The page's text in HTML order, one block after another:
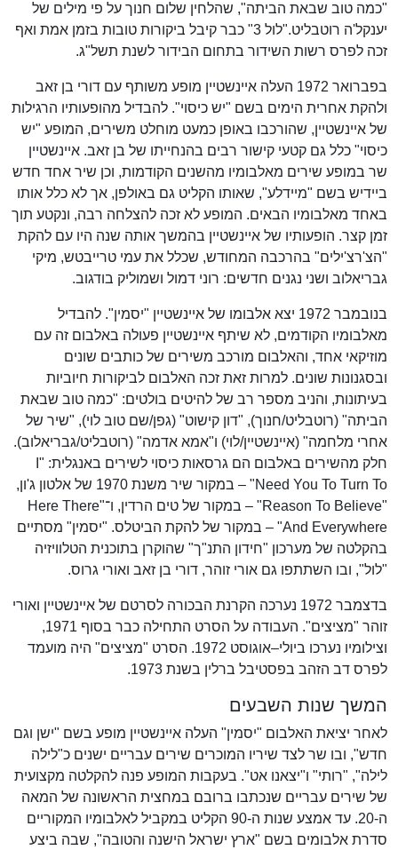
"כמה טוב שבאת הביתה", שהלחין שלום חנוך על פי מילים של
יענקל'ה רוטבליט."לול 3" כבר קיבל ביקורות טובות בזמן אמת ואף
זכה לפרס רשות השידור בתחום הבידור לשנת תשל"ג.
בפברואר 1972 העלה איינשטיין מופע משותף עם דורי בן זאב
ולהקת אחרית הימים בשם "יש כיסוי". להבדיל מהופעותיו הרגילות
של איינשטיין, שהורכבו באופן כמעט מוחלט משירים, המופע "יש
כיסוי" כלל גם קטעי קישור רבים בהנחייתו של בן זאב. איינשטיין
שר במופע שירים מאלבומיו מהשנים הקודמות, וכן שיר אחד חדש
ביידיש בשם "מיידלע", שאותו הקליט גם באולפן, אך לא כלל אותו
באחד מאלבומיו הבאים. המופע לא זכה להצלחה רבה, ונקטע תוך
זמן קצר. הופעותיו של איינשטיין בהמשך אותה שנה היו עם להקת
"הצ'רצ'ילים" בהרכבה המחודש, שכלל את עמי טרייבטש, מיקי
גבריאלוב ושני נגנים חדשים: רוני דמול ושמוליק בודגוב.
בנובמבר 1972 יצא אלבומו של איינשטיין "יסמין". להבדיל
מאלבומיו הקודמים, לא שיתף איינשטיין פעולה באלבום זה עם
מוזיקאי אחד, והאלבום מורכב משירים של כותבים שונים
ובסגנונות שונים. למרות זאת זכה האלבום לביקורות חיוביות
בעיתונות, והניב מספר רב של להיטים בולטים: "כמה טוב שבאת
הביתה" (רוטבליט/חנוך), "דון קישוט" (גפן/שם טוב לוי), "שיר של
אחרי מלחמה" (איינשטיין/לוי) ו"אמא אדמה" (רוטבליט/גבריאלוב).
Need You To Turn To" – במקור שיר משנת 1970 של אלטון ג'ון,
"Reason To Believe" – במקור של טים הרדין, ו־"Here There
And Everywhere" – במקור של להקת הביטלס. "יסמין" מסתיים
בהקלטה של מערכון "חידון התנ"ך" שהוקרן בתוכנית הטלוויזיה
"לול", ובו השתתפו גם אורי זוהר, דורי בן זאב ואורי גרוס.
בדצמבר 1972 נערכה הקרנת הבכורה לסרטם של איינשטיין ואורי
זוהר "מציצים". העבודה על הסרט התחילה כבר בסוף 1971,
וצילומיו נערכו ביולי–אוגוסט 1972. הסרט "מציצים" היה מועמד
לפרס דב הזהב בפסטיבל ברלין בשנת 1973.
המשך שנות השבעים
לאחר יציאת האלבום "יסמין" העלה איינשטיין מופע בשם "ישן וגם
חדש", ובו שר לצד שיריו המוכרים שירים עבריים ישנים כ"לילה
לילה", "רותי" ו"יצאנו אט". בעקבות המופע פנה להקלטה מקצועית
של שירים עבריים שנכתבו ברובם במחצית הראשונה של המאה
ה-20. עד אמצע שנות ה-90 הקליט במקביל לאלבומיו המקוריים
סדרת אלבומים בשם "ארץ ישראל הישנה והטובה", שבה ביצע